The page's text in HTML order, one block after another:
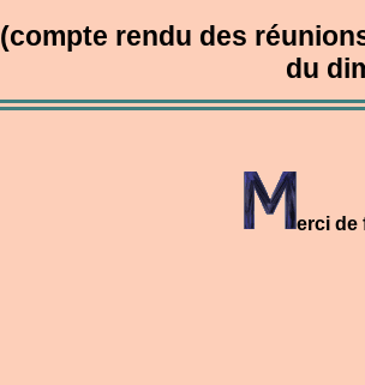
(compte rendu des
du
erci de